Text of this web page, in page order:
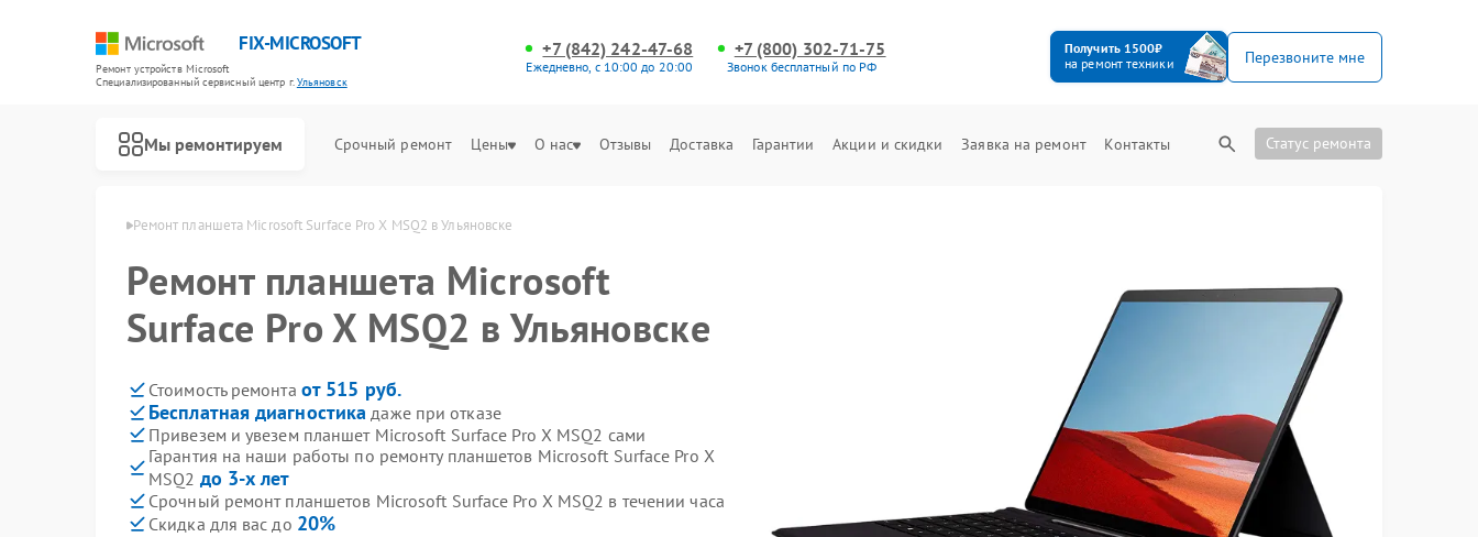
FIX-MICROSOFT
Ремонт устройств Microsoft
Специализированный cервисный центр г.Ульяновск
+7 (842) 242-47-68
Ежедневно, с 10:00 до 20:00
+7 (800) 302-71-75
Звонок бесплатный по РФ
Получить 1500₽
на ремонт техники
Перезвоните мне
Мы ремонтируем Срочный ремонт Цены О нас Отзывы Доставка Гарантии Акции и скидки Заявка на ремонт Контакты Статус ремонта
Ремонт планшета Microsoft Surface Pro X MSQ2 в Ульяновске
Ремонт планшета Microsoft
Surface Pro X MSQ2 в Ульяновске
Стоимость ремонта от 515 руб.
Бесплатная диагностика даже при отказе
Привезем и увезем планшет Microsoft Surface Pro X MSQ2 сами
Гарантия на наши работы по ремонту планшетов Microsoft Surface Pro X
MSQ2 до 3-х лет
Срочный ремонт планшетов Microsoft Surface Pro X MSQ2 в течении часа
Скидка для вас до 20%